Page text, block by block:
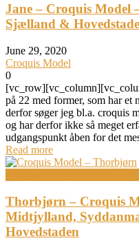
Jane – Croquis
Sjælland &
June 29, 2020
Croquis Model
0
på 22 med former, som har
derfor søger jeg bl.a. croquis
og har derfor ikke så meget
udgangspunkt åben for det
Read more
Thorbjørn – Croquis
Midtjylland,
Hovedstaden